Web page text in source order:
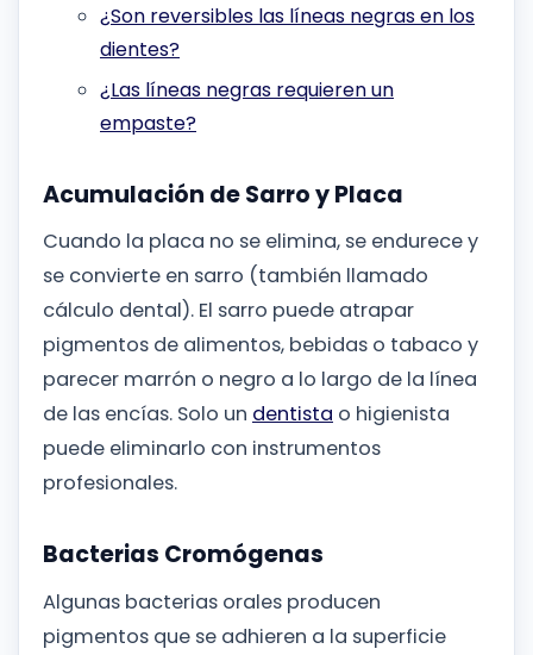
¿Son reversibles las líneas negras en los
dientes?
¿Las líneas negras requieren un
empaste?
Acumulación de Sarro y Placa
Cuando la placa no se elimina, se endurece y
se convierte en sarro (también llamado
cálculo dental). El sarro puede atrapar
pigmentos de alimentos, bebidas o tabaco y
parecer marrón o negro a lo largo de la línea
de las encías. Solo un dentista o higienista
puede eliminarlo con instrumentos
profesionales.
Bacterias Cromógenas
Algunas bacterias orales producen
pigmentos que se adhieren a la superficie